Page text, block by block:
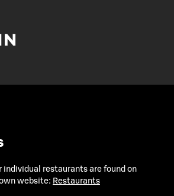
individual restaurants are found on
website: Restaurants